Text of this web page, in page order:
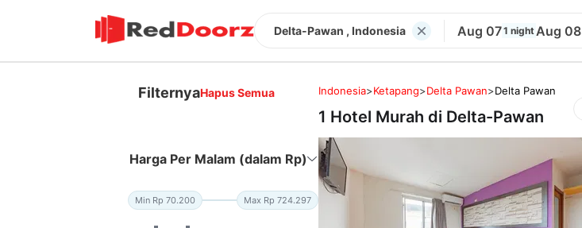
Delta-Pawan , Indonesia Aug 071 night Aug 08
FilternyaHapus Semua
Harga Per Malam (dalam Rp)
Min Rp 70.200 Max Rp 724.297
Indonesia>Ketapang>Delta Pawan>Delta Pawan
1 Hotel Murah di Delta-Pawan